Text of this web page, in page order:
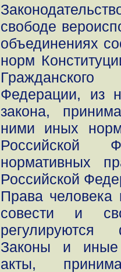
свободе
объединениях
норм
Федерации, из
закона,
ними иных
Российской
нормативных
Российской
Права человека
совести и
регулируются
Законы и иные
акты,